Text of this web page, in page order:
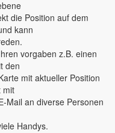
die Position auf dem
kann
vorgaben z.B. einen
den
mit aktueller Position
mit
Mail an diverse Personen
Handys.